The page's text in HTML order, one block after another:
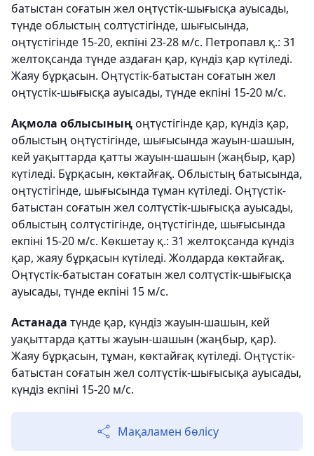
батыстан соғатын жел оңтүстік-шығысқа ауысады,
түнде облыстың солтүстігінде, шығысында,
оңтүстігінде 15-20, екпіні 23-28 м/с. Петропавл қ.: 31
желтоқсанда түнде аздаған қар, күндіз қар күтіледі.
Жаяу бұрқасын. Оңтүстік-батыстан соғатын жел
оңтүстік-шығысқа ауысады, түнде екпіні 15-20 м/с.
Ақмола облысыныңоңтүстігінде қар, күндіз қар,
облыстың оңтүстігінде, шығысында жауын-шашын,
кей уақыттарда қатты жауын-шашын (жаңбыр, қар)
күтіледі. Бұрқасын, көктайғақ. Облыстың батысында,
оңтүстігінде, шығысында тұман күтіледі. Оңтүстік-
батыстан соғатын жел солтүстік-шығысқа ауысады,
облыстың солтүстігінде, оңтүстігінде, шығысында
екпіні 15-20 м/с. Көкшетау қ.: 31 желтоқсанда күндіз
қар, жаяу бұрқасын күтіледі. Жолдарда көктайғақ.
Оңтүстік-батыстан соғатын жел солтүстік-шығысқа
ауысады, түнде екпіні 15 м/с.
Астанада түнде қар, күндіз жауын-шашын, кей
уақыттарда қатты жауын-шашын (жаңбыр, қар).
Жаяу бұрқасын, тұман, көктайғақ күтіледі. Оңтүстік-
батыстан соғатын жел солтүстік-шығысықа ауысады,
күндіз екпіні 15-20 м/с.
Мақаламен бөлісу